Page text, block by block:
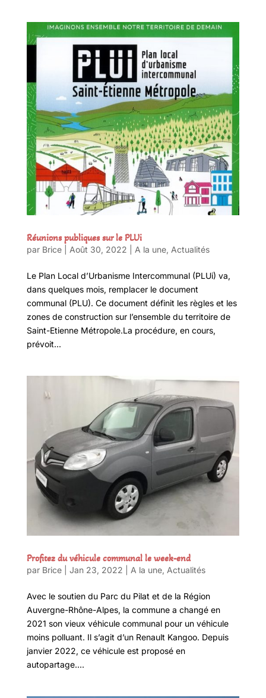
Réunions publiques sur le PLUi
par Brice| Août 30, 2022 A la une, Actualités
Le Plan Local d’Urbanisme Intercommunal (PLUi) va,
dans quelques mois, remplacer le document
communal (PLU). Ce document définit les règles et les
zones de construction sur l’ensemble du territoire de
Saint-Etienne Métropole.La procédure, en cours,
prévoit...
Profitez du véhicule communal le week-end
par Brice| Jan 23, 2022 A la une, Actualités
Avec le soutien du Parc du Pilat et de la Région
Auvergne-Rhône-Alpes, la commune a changé en
2021 son vieux véhicule communal pour un véhicule
moins polluant. Il s’agit d’un Renault Kangoo. Depuis
janvier 2022, ce véhicule est proposé en
autopartage....